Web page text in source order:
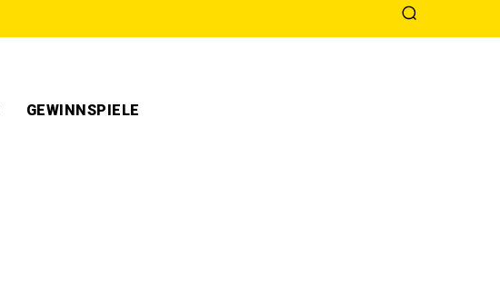
GEWINNSPIELE